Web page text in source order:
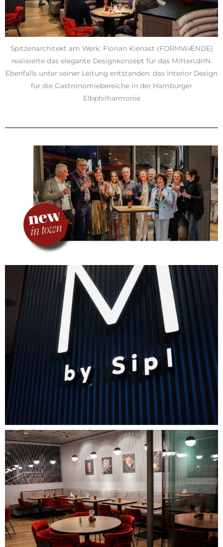
Spitzenarchitekt am Werk: Florian Kienast (FORMWÆNDE)
realisierte das elegante Designkonzept für das Mitten.drIN.
Ebenfalls unter seiner Leitung entstanden: das Interior Design
für die Gastronomiebereiche in der Hamburger
Elbphilharmonie